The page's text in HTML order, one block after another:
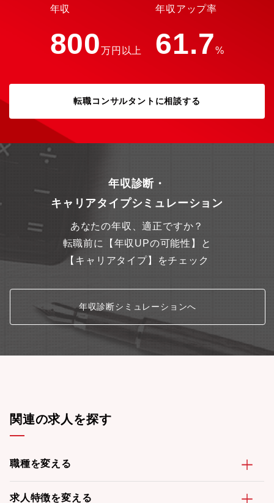
年収
800万円以上
年収アップ率
61.7%
転職コンサルタントに相談する
年収診断・
キャリアタイプシミュレーション
あなたの年収、適正ですか？
転職前に【年収UPの可能性】と
【キャリアタイプ】をチェック
年収診断シミュレーションへ
関連の求人を探す
職種を変える
求人特徴を変える